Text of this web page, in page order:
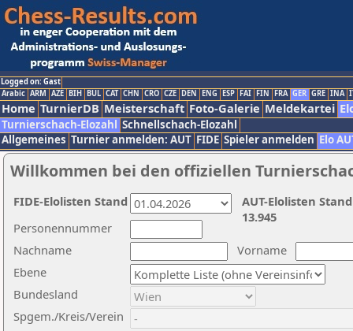
Logged on: Gast
Arabic ARM AZE BIH BUL CAT CHN CRO CZE DEN ENG ESP FAI FIN FRA GER GRE INA
Home TurnierDB Meisterschaft Foto-Galerie Meldekartei
Turnierschach-Elozahl Schnellschach-Elozahl
Allgemeines Turnier anmelden: AUT FIDE Spieler anmelden Elo
Willkommen bei den offiziellen
Nachname
Vorname
Ebene
Personennummer
Bundesland
Spgem./Kreis/Verein
AUT-Elolisten
13.945
FIDE-Elolisten Stand